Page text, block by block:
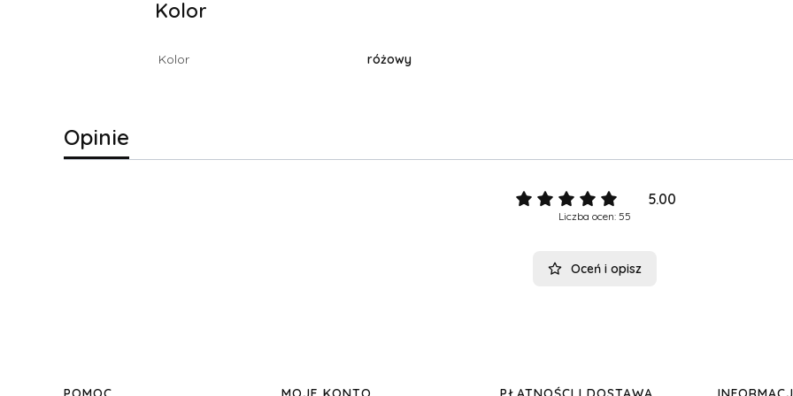
Kolor
Kolor różowy
Opinie
5.00
Liczba ocen: 55
Oceń i opisz